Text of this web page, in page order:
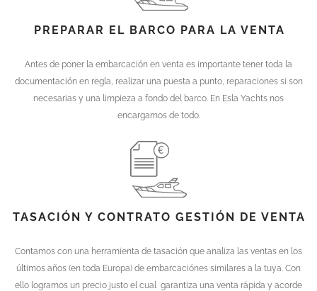
PREPARAR EL BARCO PARA LA VENTA
Antes de poner la embarcación en venta es importante tener toda la
documentación en regla, realizar una puesta a punto, reparaciones si son
necesarias y una limpieza a fondo del barco. En Esla Yachts nos
encargamos de todo.
TASACIÓN Y CONTRATO GESTIÓN DE VENTA
Contamos con una herramienta de tasación que analiza las ventas en los
últimos años (en toda Europa) de embarcaciónes similares a la tuya. Con
ello logramos un precio justo el cual garantiza una venta rápida y acorde